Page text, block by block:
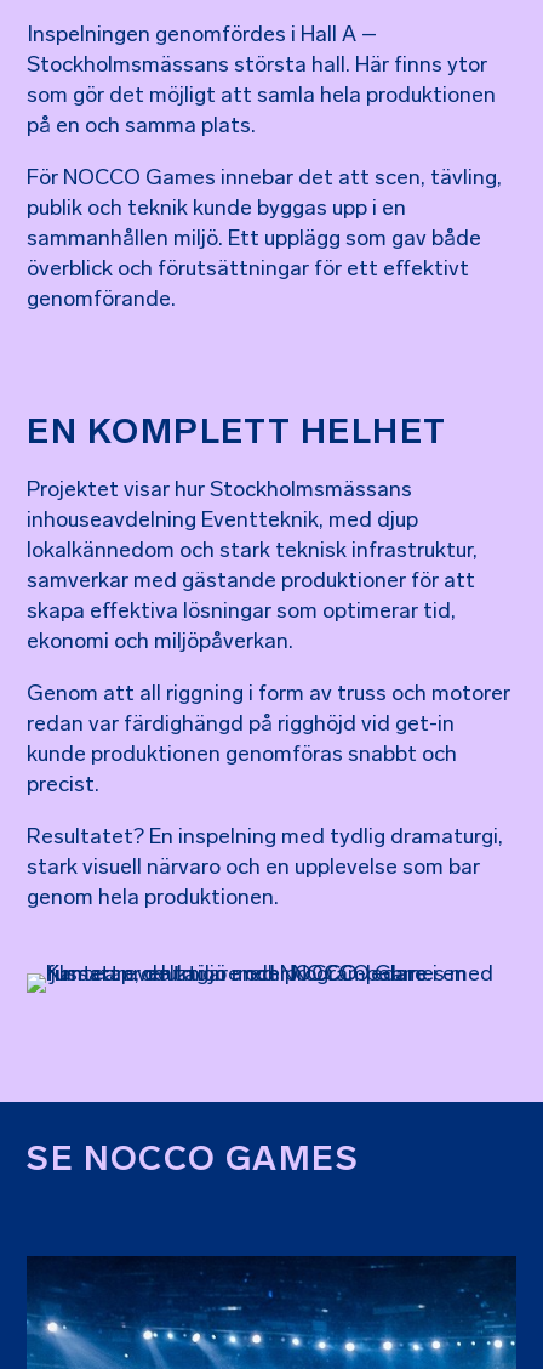
Inspelningen genomfördes i Hall A –
Stockholmsmässans största hall. Här finns ytor
som gör det möjligt att samla hela produktionen
på en och samma plats.
För NOCCO Games innebar det att scen, tävling,
publik och teknik kunde byggas upp i en
sammanhållen miljö. Ett upplägg som gav både
överblick och förutsättningar för ett effektivt
genomförande.
EN KOMPLETT HELHET
Projektet visar hur Stockholmsmässans
inhouseavdelning Eventteknik, med djup
lokalkännedom och stark teknisk infrastruktur,
samverkar med gästande produktioner för att
skapa effektiva lösningar som optimerar tid,
ekonomi och miljöpåverkan.
Genom att all riggning i form av truss och motorer
redan var färdighängd på rigghöjd vid get-in
kunde produktionen genomföras snabbt och
precist.
Resultatet? En inspelning med tydlig dramaturgi,
stark visuell närvaro och en upplevelse som bar
genom hela produktionen.
SE NOCCO GAMES